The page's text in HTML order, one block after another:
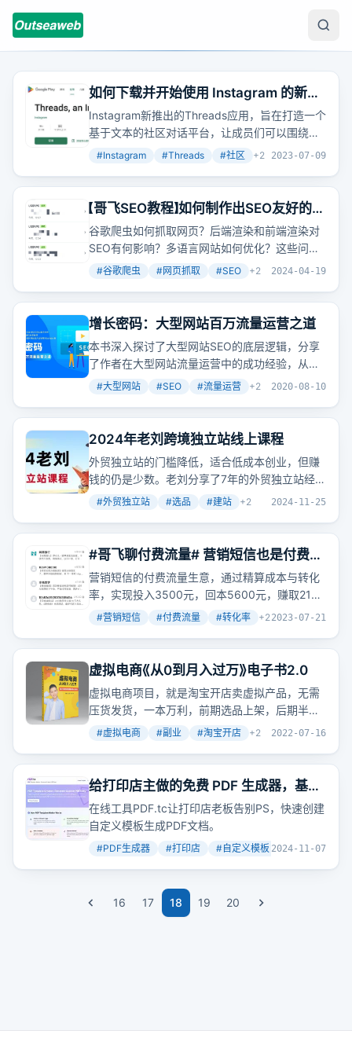
如何下载并开始使用 Instagram 的新应
用 Threads
Instagram新推出的Threads应用，旨在打造一个
基于文本的社区对话平台，让成员们可以围绕各
种话题展开讨论。想知道如何下载并开始使用这
#Instagram #Threads #社区 +2 2023-07-09
【哥飞SEO教程】如何制作出SEO友好的网
页？先从学习谷歌是如何理解我们网页
开始
谷歌爬虫如何抓取网页？后端渲染和前端渲染对
SEO有何影响？多语言网站如何优化？这些问题
的答案，都藏在谷歌对网页的理解和处理方式
#谷歌爬虫 #网页抓取 #SEO +2 2024-04-19
增长密码：大型网站百万流量运营之道
本书深入探讨了大型网站SEO的底层逻辑，分享
了作者在大型网站流量运营中的成功经验，从搜
索引擎的本质到系统能力、协作能力，再到创新
SEO从业者提供了系统性的指导和实战案例分
析。
#大型网站 #SEO #流量运营 +2 2020-08-10
2024年老刘跨境独立站线上课程
外贸独立站的门槛降低，适合低成本创业，但赚
钱的仍是少数。老刘分享了7年的外贸独立站经
验，从选品到建站再到推广，提供了一套完整的
可以从代发模式开始，利用谷歌SEO、
Facebook广告等免费或低成本的引流方式。一
个人也能做外贸独立站，不需要懂代码。老刘的
课程涵盖了选品、建站、推广的全方位知识，适
合外贸新手和老司机。
#外贸独立站 #选品 #建站 +2 2024-11-25
#哥飞聊付费流量# 营销短信也是付费流
量生意
营销短信的付费流量生意，通过精算成本与转化
率，实现投入3500元，回本5600元，赚取2100
元的盈利模式。
#营销短信 #付费流量 #转化率 +22023-07-21
虚拟电商《从0到月入过万》电子书2.0
虚拟电商项目，就是淘宝开店卖虚拟产品，无需
压货发货，一本万利，前期选品上架，后期半自
动赚钱。比如抖音全套教程，售价27.9元，月销
销售给无数人，无需进货。
#虚拟电商 #副业 #淘宝开店 +2 2022-07-16
给打印店主做的免费 PDF 生成器，基于
自定义模版，快速制作可用于打印的
PDF 文档
在线工具PDF.tc让打印店老板告别PS，快速创建
自定义模板生成PDF文档。
#PDF生成器 #打印店 #自定义模板 +2
2024-11-07
16 17 18 19 20